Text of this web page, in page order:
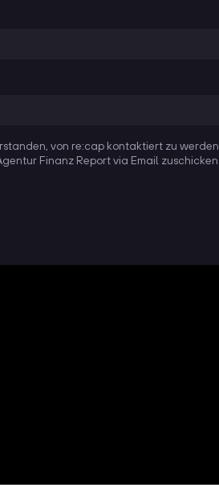
von re:cap kontaktiert zu
Finanz Report via Email